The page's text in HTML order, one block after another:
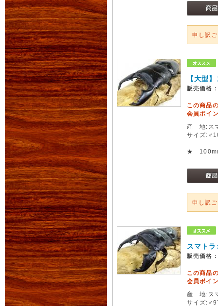
申し訳
【大型
販売価格
この商品
会員ポイ
産 地:ス
サイズ
★
申し訳
スマト
販売価格
この商品
会員ポイ
産 地:ス
サイズ